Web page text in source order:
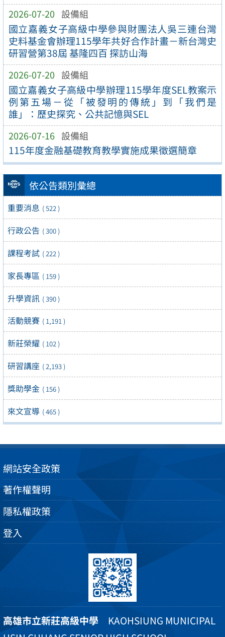
2026-07-20 設備組
國立嘉義女子高級中學參與財團法人吳三連台灣
史料基金會辦理115學年共好合作計畫－新台灣史
研習營第38屆 基隆四百 探訪山海
2026-07-20 設備組
國立嘉義女子高級中學辦理115學年度SEL教案示
例第五場－從「被發明的傳統」到「我們是
誰」：歷史探究、公共記憶與SEL
2026-07-16 設備組
115年度金融基礎教育教學實施成果徵選簡章
依公告類別彙總
重要消息 ( 522 )
行政公告 ( 300 )
課程考試 ( 222 )
家長專區 ( 159 )
升學資訊 ( 390 )
活動競賽 ( 1,191 )
新莊榮耀 ( 102 )
研習講座 ( 2,193 )
獎助學金 ( 156 )
來文宣導 ( 465 )
網站安全政策
著作權聲明
隱私權政策
登入
高雄市立新莊高級中學 KAOHSIUNG MUNICIPAL